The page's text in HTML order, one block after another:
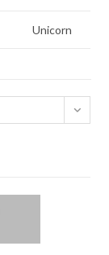
Unicorn